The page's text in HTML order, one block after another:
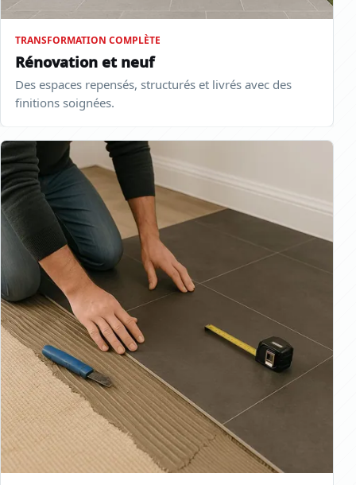
TRANSFORMATION COMPLÈTE
Rénovation et neuf
Des espaces repensés, structurés et livrés avec des
finitions soignées.